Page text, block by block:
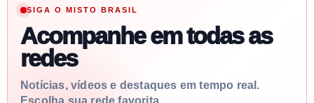
SIGA O MISTO BRASIL
Acompanhe em todas as
redes
Notícias, vídeos e destaques em tempo real.
Escolha sua rede favorita.